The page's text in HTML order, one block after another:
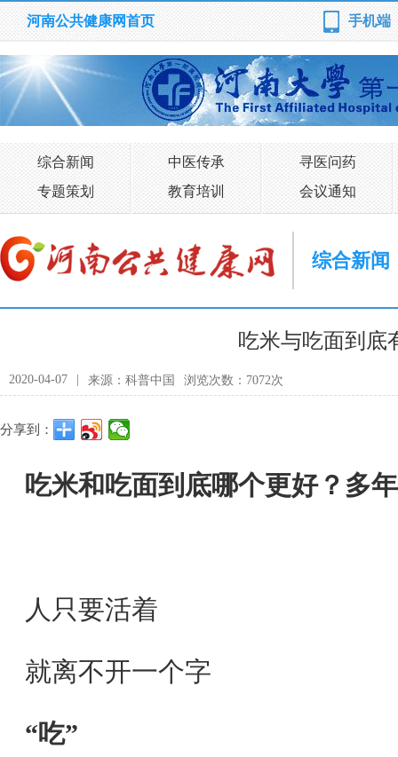
河南公共健康网首页 手机端
综合新闻 中医传承
寻医问药
专题策划
教育培训 会议通知
综合新闻
吃米与吃面到底
2020-04-07 来源：科普中国 浏览次数：7072次
分享到：
吃米和吃面到底哪个更好？多
人只要活着
就离不开一个字
“吃”